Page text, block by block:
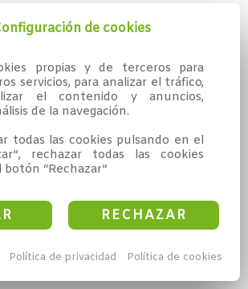
de cookies
propias y de terceros para
servicios, para analizar el tráfico,
el contenido y anuncios,
de la navegación.
todas las cookies pulsando en el
rechazar todas las cookies
“Rechazar”
RECHAZAR
Política de privacidad Política de cookies